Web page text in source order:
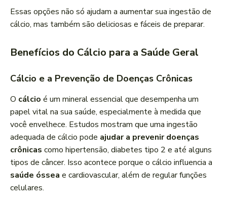
Essas opções não só ajudam a aumentar sua ingestão de
cálcio, mas também são deliciosas e fáceis de preparar.
Benefícios do Cálcio para a Saúde Geral
Cálcio e a Prevenção de Doenças Crônicas
O cálcio é um mineral essencial que desempenha um
papel vital na sua saúde, especialmente à medida que
você envelhece. Estudos mostram que uma ingestão
adequada de cálcio pode ajudar a prevenir doenças
crônicas como hipertensão, diabetes tipo 2 e até alguns
tipos de câncer. Isso acontece porque o cálcio influencia a
saúde óssea e cardiovascular, além de regular funções
celulares.